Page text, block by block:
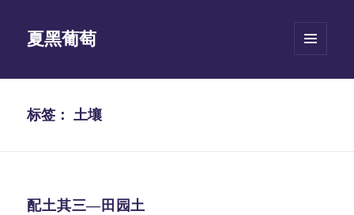
夏黑葡萄
挂件
标签：土壤
配土其三—田园土